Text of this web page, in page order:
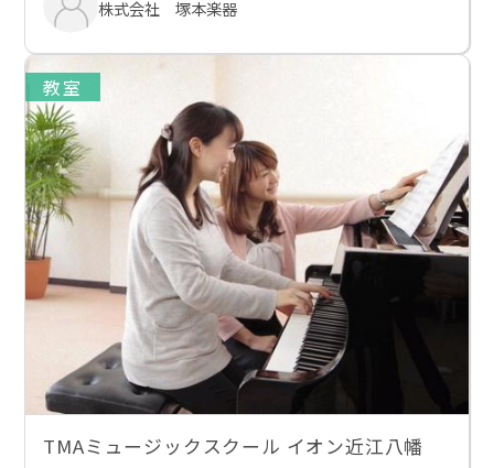
株式会社 塚本楽器
教室
TMAミュージックスクール イオン近江八幡